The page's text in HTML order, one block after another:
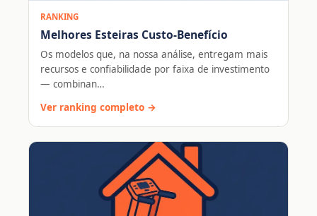
RANKING
Melhores Esteiras Custo-Benefício
Os modelos que, na nossa análise, entregam mais
recursos e confiabilidade por faixa de investimento
— combinan…
Ver ranking completo →